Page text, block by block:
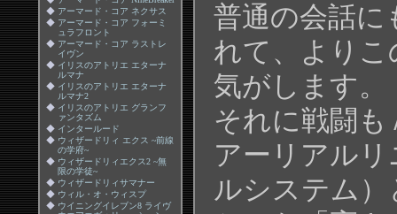
◆ アーマード・コア ネクサス
◆ アーマード・コア フォーミ
ュラフロント
◆ アーマード・コア ラストレ
イヴン
◆ イリスのアトリエ エターナ
ルマナ
◆ イリスのアトリエ エターナ
ルマナ2
◆ イリスのアトリエ グランフ
ァンタズム
◆ インタールード
◆ ウィザードリィ エクス ~前線
の学府~
◆ ウィザードリィエクス2 ~無
限の学徒~
◆ ウィザードリィサマナー
◆ ウィル・オ・ウィスプ
◆ ウイニングイレブン8 ライヴ
普通の会話に
れて、より
気がします。
それに戦闘も
アーリアル
ルシステム